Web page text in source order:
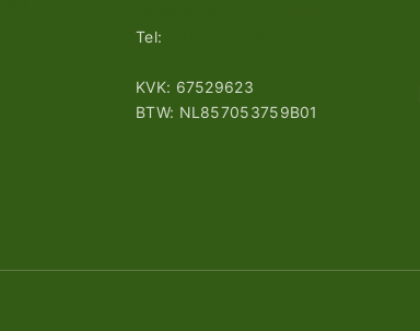
Tel:
KVK: 67529623
BTW: NL857053759B01